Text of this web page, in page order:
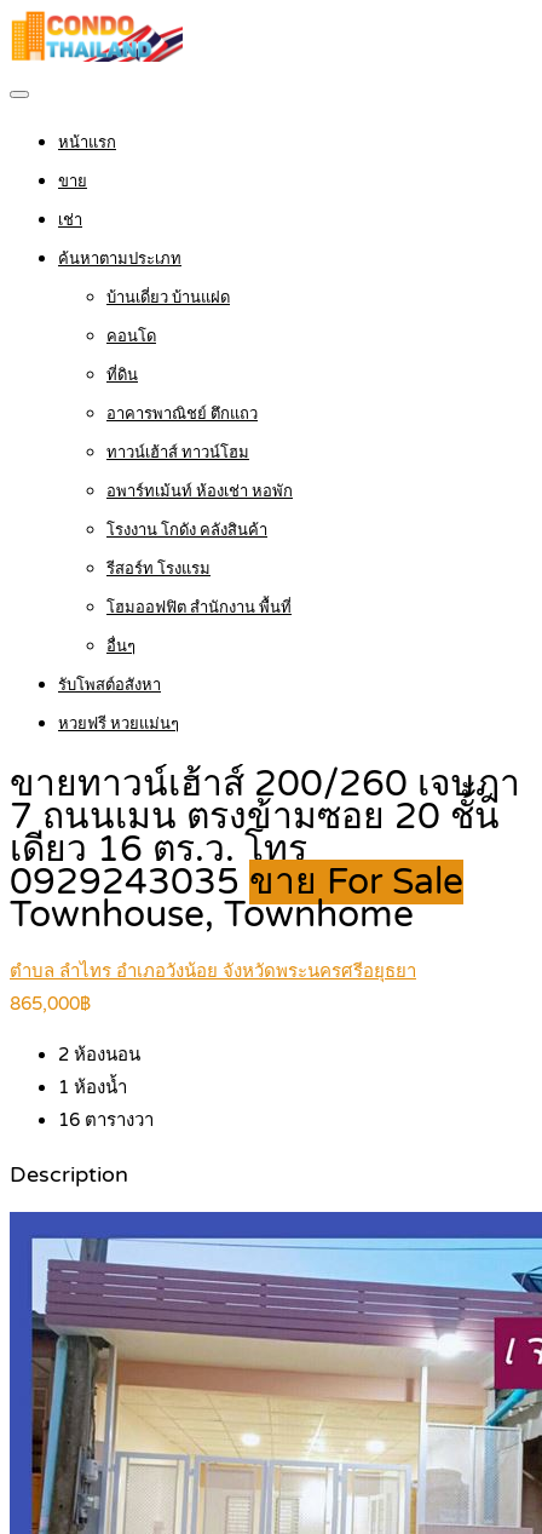
หน้าแรก
ขาย
เช่า
ค้นหาตามประเภท
บ้านเดี่ยว บ้านแฝด
คอนโด
ที่ดิน
อาคารพาณิชย์ ตึกแถว
ทาวน์เฮ้าส์ ทาวน์โฮม
อพาร์ทเม้นท์ ห้องเช่า หอพัก
โรงงาน โกดัง คลังสินค้า
รีสอร์ท โรงแรม
โฮมออฟฟิต สำนักงาน พื้นที่
อื่นๆ
รับโพสต์อสังหา
หวยฟรี หวยแม่นๆ
ขายทาวน์เฮ้าส์ 200/260 เจษฎา
7 ถนนเมน ตรงข้ามซอย 20 ชั้น
เดียว 16 ตร.ว. โทร
0929243035 ขาย For Sale
Townhouse, Townhome
ตำบล ลำไทร อำเภอวังน้อย จังหวัดพระนครศรีอยุธยา
865,000฿
2 ห้องนอน
1 ห้องน้ำ
16 ตารางวา
Description